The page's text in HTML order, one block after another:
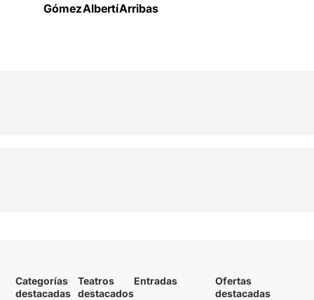
GómezAlbertíArribas
Categorías
destacadas
Teatros
destacados
Entradas
Ofertas
destacadas